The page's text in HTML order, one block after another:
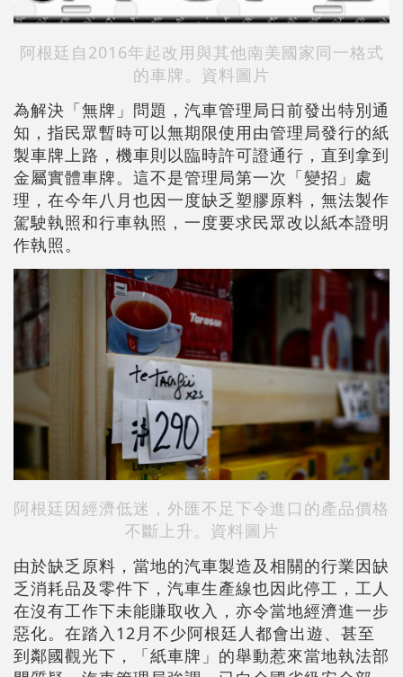
阿根廷自2016年起改用與其他南美國家同一格式
的車牌。資料圖片
為解決「無牌」問題，汽車管理局日前發出特別通
知，指民眾暫時可以無期限使用由管理局發行的紙
製車牌上路，機車則以臨時許可證通行，直到拿到
金屬實體車牌。這不是管理局第一次「變招」處
理，在今年八月也因一度缺乏塑膠原料，無法製作
駕駛執照和行車執照，一度要求民眾改以紙本證明
作執照。
阿根廷因經濟低迷，外匯不足下令進口的產品價格
不斷上升。資料圖片
由於缺乏原料，當地的汽車製造及相關的行業因缺
乏消耗品及零件下，汽車生產線也因此停工，工人
在沒有工作下未能賺取收入，亦令當地經濟進一步
惡化。在踏入12月不少阿根廷人都會出遊、甚至
到鄰國觀光下，「紙車牌」的舉動惹來當地執法部